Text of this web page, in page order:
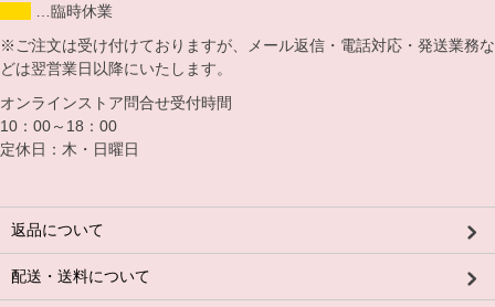
…臨時休業
※ご注文は受け付けておりますが、メール返信・電話対応・発送業務な
どは翌営業日以降にいたします。
オンラインストア問合せ受付時間
10：00～18：00
定休日：木・日曜日
返品について
配送・送料について